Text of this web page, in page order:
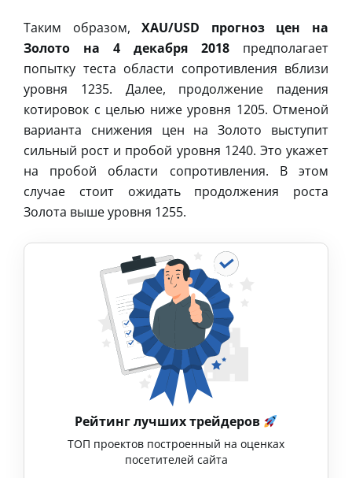
Таким образом,XAU/USD прогноз цен на
Золото на 4 декабря 2018 предполагает
попытку теста области сопротивления вблизи
уровня 1235. Далее, продолжение падения
котировок с целью ниже уровня 1205. Отменой
варианта снижения цен на Золото выступит
сильный рост и пробой уровня 1240. Это укажет
на пробой области сопротивления. В этом
случае стоит ожидать продолжения роста
Золота выше уровня 1255.
Рейтинг лучших трейдеров
ТОП проектов построенный на оценках
посетителей сайта